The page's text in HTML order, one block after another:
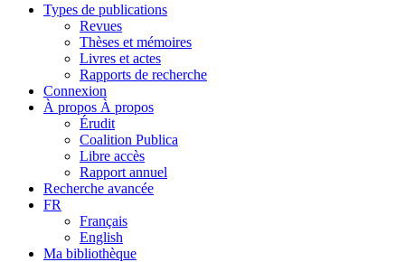
Types de publications
Revues
Thèses et mémoires
Livres et actes
Rapports de recherche
Connexion
À propos À propos
Érudit
Coalition Publica
Libre accès
Rapport annuel
Recherche avancée
FR
Français
English
Ma bibliothèque